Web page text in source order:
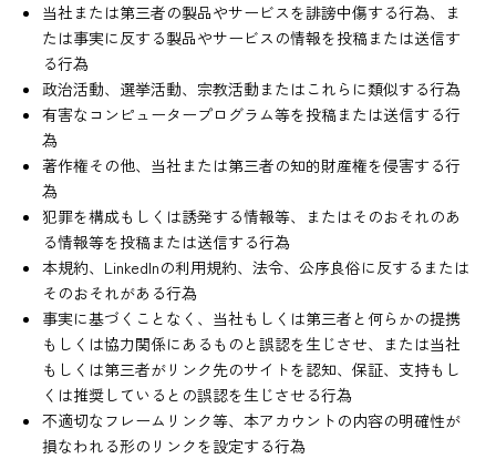
当社または第三者の製品やサービスを誹謗中傷する行為、ま
たは事実に反する製品やサービスの情報を投稿または送信す
る行為
政治活動、選挙活動、宗教活動またはこれらに類似する行為
有害なコンピュータープログラム等を投稿または送信する行
為
著作権その他、当社または第三者の知的財産権を侵害する行
為
犯罪を構成もしくは誘発する情報等、またはそのおそれのあ
る情報等を投稿または送信する行為
本規約、LinkedInの利用規約、法令、公序良俗に反するまたは
そのおそれがある行為
事実に基づくことなく、当社もしくは第三者と何らかの提携
もしくは協力関係にあるものと誤認を生じさせ、または当社
もしくは第三者がリンク先のサイトを認知、保証、支持もし
くは推奨しているとの誤認を生じさせる行為
不適切なフレームリンク等、本アカウントの内容の明確性が
損なわれる形のリンクを設定する行為